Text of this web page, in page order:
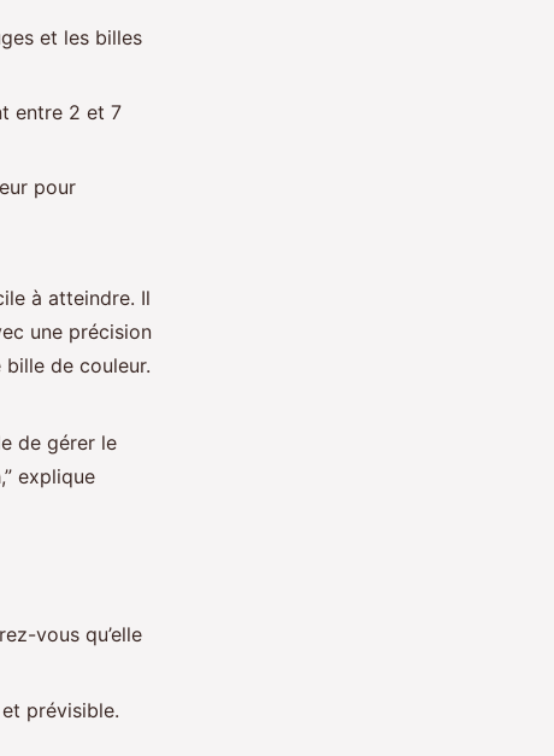
et les billes
entre 2 et 7
pour
à atteindre. Il
une précision
de couleur.
de gérer le
explique
vous qu’elle
prévisible.